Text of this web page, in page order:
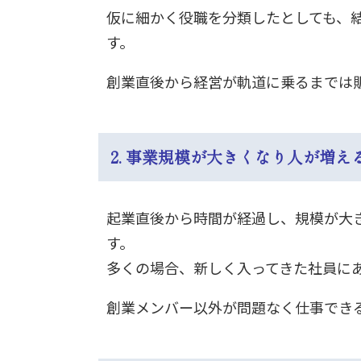
仮に細かく役職を分類したとしても
す。
創業直後から経営が軌道に乗るまで
2. 事業規模が大きくなり人が増
起業直後から時間が経過し、規模が
す。
多くの場合、新しく入ってきた社員
創業メンバー以外が問題なく仕事で